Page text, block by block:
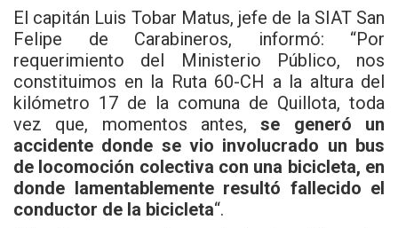
El capitán Luis Tobar Matus, jefe de la SIAT San
Felipe de Carabineros, informó: “Por
requerimiento del Ministerio Público, nos
constituimos en la Ruta 60-CH a la altura del
kilómetro 17 de la comuna de Quillota, toda
vez que, momentos antes,se generó un
accidente donde se vio involucrado un bus
de locomoción colectiva con una bicicleta, en
donde lamentablemente resultó fallecido el
conductor de la bicicleta“.